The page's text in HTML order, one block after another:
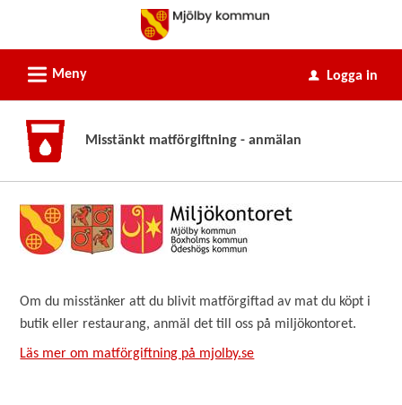
tjänster
Mjölby
kommun
L Meny u Logga in
Misstänkt matförgiftning - anmälan
Om du misstänker att du blivit matförgiftad av mat du köpt i
butik eller restaurang, anmäl det till oss på miljökontoret.
Läs mer om matförgiftning på mjolby.se